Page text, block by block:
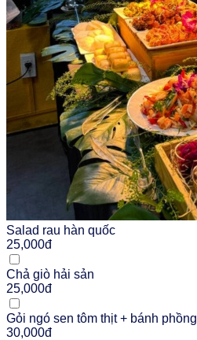
Salad rau hàn quốc
25,000đ
Chả giò hải sản
25,000đ
Gỏi ngó sen tôm thịt + bánh phồng
30,000đ